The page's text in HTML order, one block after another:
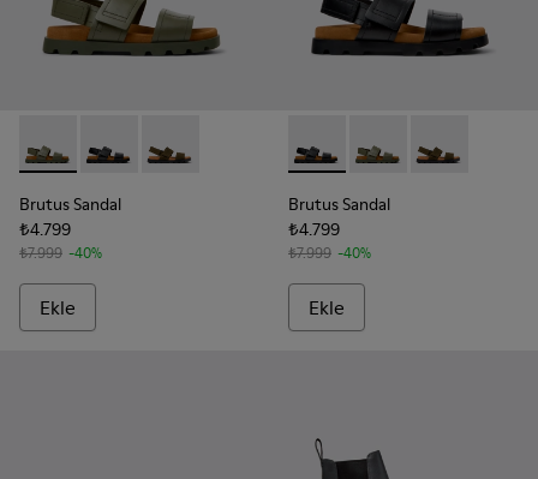
Brutus Sandal - K100777-012 - Yeşil Deri Sandalet (Erkek).
Brutus Sandal - K100777-011 - Siyah Deri Sandalet
Brutus Sandal - K100777-010
Brutus Sandal
₺4.799
₺7.999 -40%
Ekle
Brutus Sandal - K100777-
Brutus Sandal -
Brutus Sandal
Brutus Sandal
₺4.799
₺7.999 -40%
Ekle